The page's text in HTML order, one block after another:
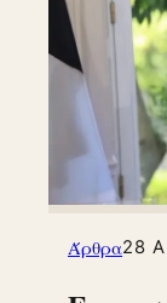
Άρθρα28